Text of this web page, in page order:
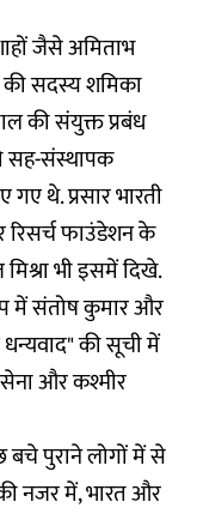
जैसे अमिताभ
सदस्य शमिका
की संयुक्त प्रबंध
सह-संस्थापक
गए थे. प्रसार भारती
रिसर्च फाउंडेशन के
भी इसमें दिखे.
में संतोष कुमार और
की सूची में
सेना और कश्मीर
पुराने लोगों में से
नजर में, भारत और